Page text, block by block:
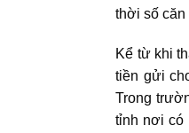
thời số căn
Kể từ khi
tiền gửi
Trong
tỉnh nơi có